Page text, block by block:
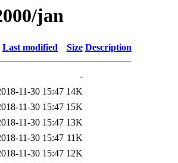
jan
Last modified Size Description
-
11-30 15:47 14K
11-30 15:47 15K
11-30 15:47 13K
11-30 15:47 11K
11-30 15:47 12K